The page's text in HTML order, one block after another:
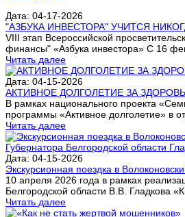
Дата: 04-17-2026
"АЗБУКА ИНВЕСТОРА" УЧИТСЯ
VIII этап Всероссийской
финансы" «Азбука инвестора» С 16
Читать далее
Дата: 04-15-2026
АКТИВНОЕ ДОЛГОЛЕТИЕ ЗА
В рамках национального проекта
программы «Активное долголетие» в
Читать далее
Дата: 04-15-2026
Экскурсионная поездка в
10 апреля 2026 года в рамках
Белгородской области В.В. Гладкова «К
Читать далее